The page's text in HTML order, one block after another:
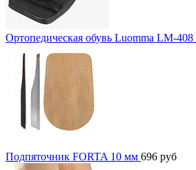
Ортопедическая обувь Luomma LM-408
Подпяточник FORTA 10 мм 696 руб